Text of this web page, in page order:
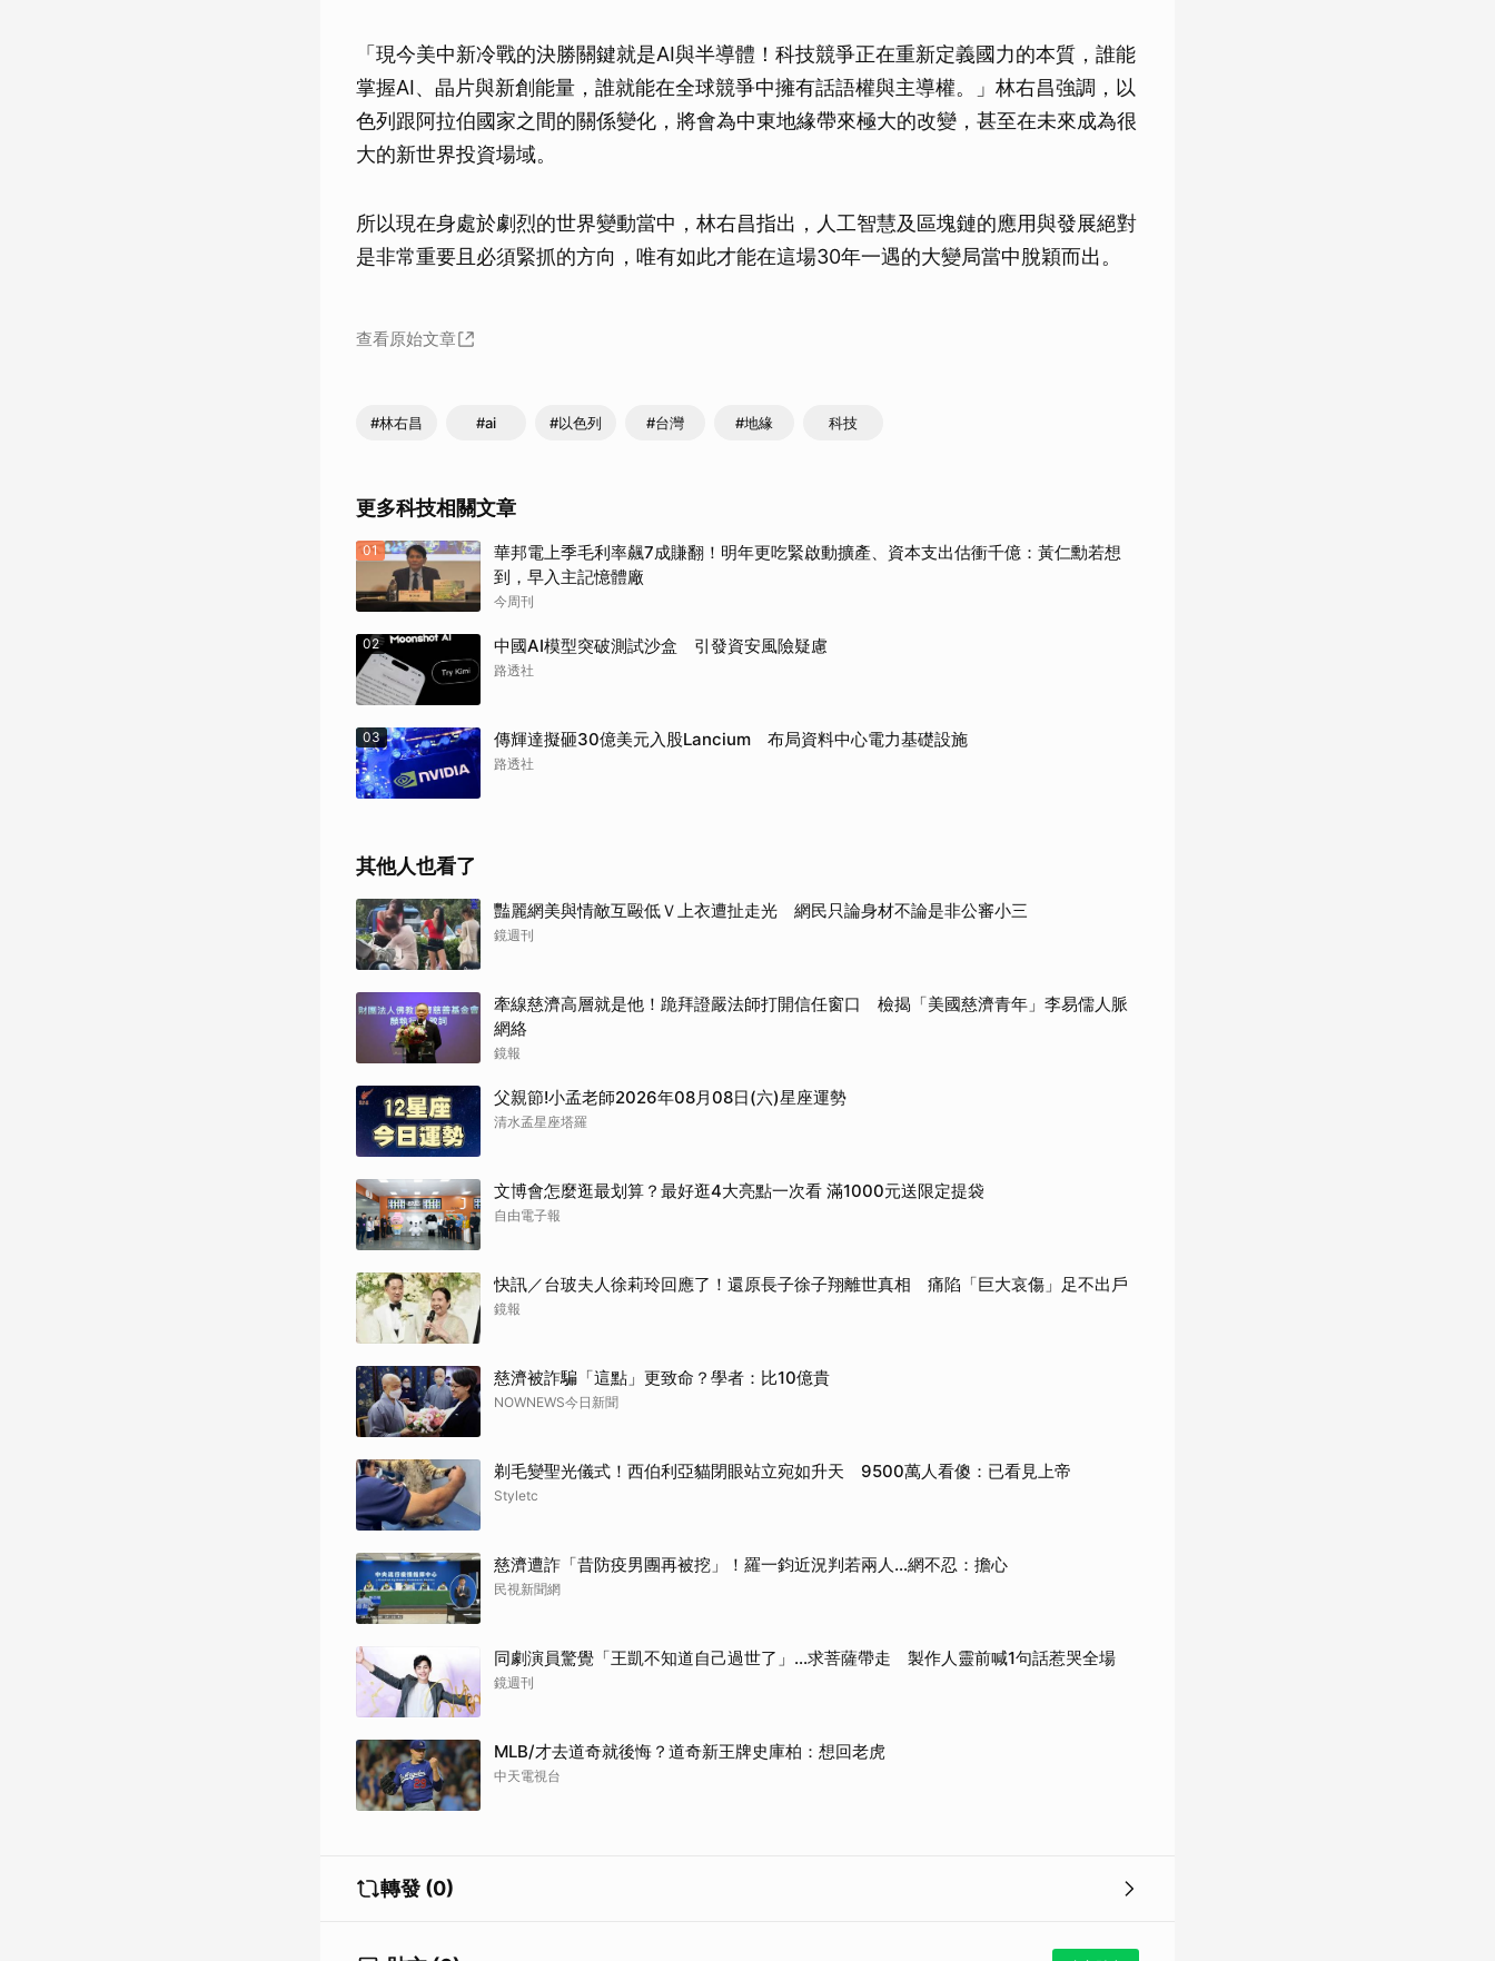
「現今美中新冷戰的決勝關鍵就是AI與半導體！科技競爭正在重新定義國力的本質，誰能
掌握AI、晶片與新創能量，誰就能在全球競爭中擁有話語權與主導權。」林右昌強調，以
色列跟阿拉伯國家之間的關係變化，將會為中東地緣帶來極大的改變，甚至在未來成為很
大的新世界投資場域。
所以現在身處於劇烈的世界變動當中，林右昌指出，人工智慧及區塊鏈的應用與發展絕對
是非常重要且必須緊抓的方向，唯有如此才能在這場30年一遇的大變局當中脫穎而出。
查看原始文章
#林右昌 #ai #以色列 #台灣 #地緣 科技
更多科技相關文章
01
華邦電上季毛利率飆7成賺翻！明年更吃緊啟動擴產、資本支出估衝千億：黃仁勳若想
到，早入主記憶體廠
今周刊
02 中國AI模型突破測試沙盒 引發資安風險疑慮
路透社
03 傳輝達擬砸30億美元入股Lancium 布局資料中心電力基礎設施
路透社
其他人也看了
豔麗網美與情敵互毆低Ｖ上衣遭扯走光 網民只論身材不論是非公審小三
鏡週刊
牽線慈濟高層就是他！跪拜證嚴法師打開信任窗口 檢揭「美國慈濟青年」李易儒人脈
網絡
鏡報
父親節!小孟老師2026年08月08日(六)星座運勢
清水孟星座塔羅
文博會怎麼逛最划算？最好逛4大亮點一次看 滿1000元送限定提袋
自由電子報
快訊／台玻夫人徐莉玲回應了！還原長子徐子翔離世真相 痛陷「巨大哀傷」足不出戶
鏡報
慈濟被詐騙「這點」更致命？學者：比10億貴
NOWNEWS今日新聞
剃毛變聖光儀式！西伯利亞貓閉眼站立宛如升天 9500萬人看傻：已看見上帝
Styletc
慈濟遭詐「昔防疫男團再被挖」！羅一鈞近況判若兩人…網不忍：擔心
民視新聞網
同劇演員驚覺「王凱不知道自己過世了」...求菩薩帶走 製作人靈前喊1句話惹哭全場
鏡週刊
MLB/才去道奇就後悔？道奇新王牌史庫柏：想回老虎
中天電視台
轉發 (0)